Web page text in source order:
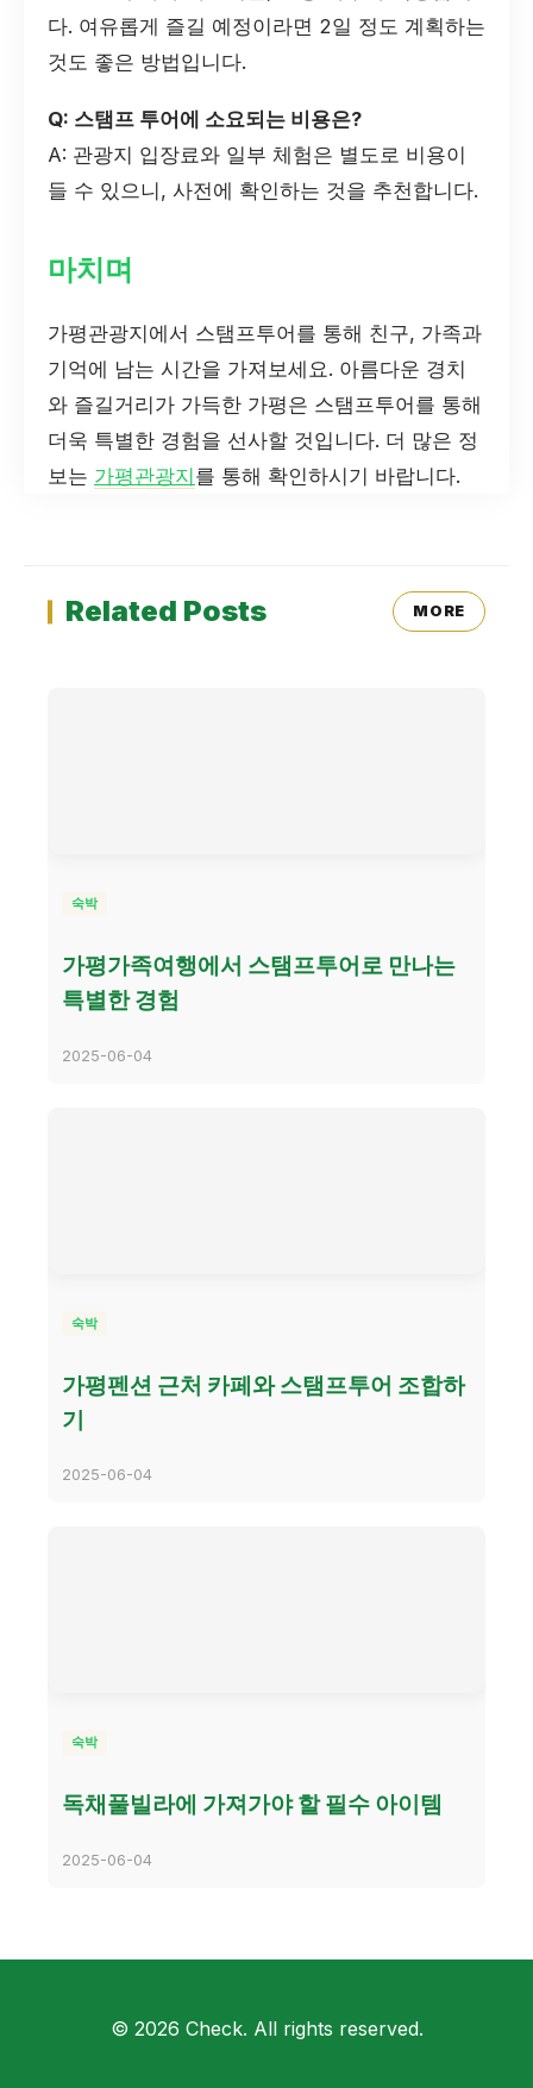
다. 여유롭게 즐길 예정이라면 2일 정도 계획하는
것도 좋은 방법입니다.
Q: 스탬프 투어에 소요되는 비용은?
A: 관광지 입장료와 일부 체험은 별도로 비용이
들 수 있으니, 사전에 확인하는 것을 추천합니다.
마치며
가평관광지에서 스탬프투어를 통해 친구, 가족과
기억에 남는 시간을 가져보세요. 아름다운 경치
와 즐길거리가 가득한 가평은 스탬프투어를 통해
더욱 특별한 경험을 선사할 것입니다. 더 많은 정
보는 가평관광지를 통해 확인하시기 바랍니다.
Related Posts MORE
숙박
가평가족여행에서 스탬프투어로 만나는
특별한 경험
2025-06-04
숙박
가평펜션 근처 카페와 스탬프투어 조합하
기
2025-06-04
숙박
독채풀빌라에 가져가야 할 필수 아이템
2025-06-04
© 2026 Check. All rights reserved.